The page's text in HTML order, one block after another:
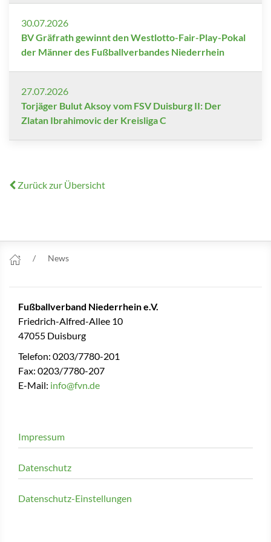
30.07.2026
BV Gräfrath gewinnt den Westlotto-Fair-Play-Pokal
der Männer des Fußballverbandes Niederrhein
27.07.2026
Torjäger Bulut Aksoy vom FSV Duisburg II: Der
Zlatan Ibrahimovic der Kreisliga C
Zurück zur Übersicht
News
Fußballverband Niederrhein e.V.
Friedrich-Alfred-Allee 10
47055 Duisburg
Telefon: 0203/7780-201
Fax: 0203/7780-207
E-Mail: info@fvn.de
Impressum
Datenschutz
Datenschutz-Einstellungen